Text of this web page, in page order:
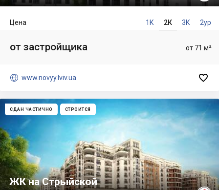
1К 2К 3К 2ур
Цена
от 71 м²
от застройщика
 www.novyy.lviv.ua 
СДАН ЧАСТИЧНО СТРОИТСЯ
ЖК на Стрыйской